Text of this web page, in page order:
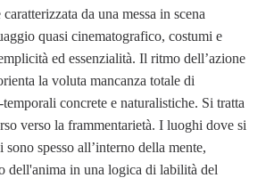
da una messa in scena
quasi cinematografico, costumi e
ed essenzialità. Il ritmo dell’azione
la voluta mancanza totale di
concrete e naturalistiche. Si tratta
verso la frammentarietà. I luoghi dove si
spesso all’interno della mente,
dell'anima in una logica di labilità del